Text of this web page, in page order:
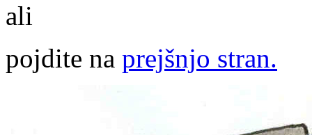
ali
pojdite na prejšnjo stran.